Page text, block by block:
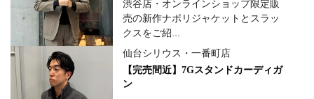
渋谷店・オンラインショップ限定販
売の新作ナポリジャケットとスラッ
クスをご紹...
仙台シリウス・一番町店
【完売間近】7Gスタンドカーディガ
ン